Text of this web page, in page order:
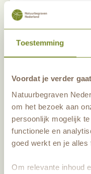
Toestemming
Voordat je verder gaat
Natuurbegraven
om het bezoek aan
persoonlijk mogelijk
functionele en
goed werkt en je
Om relevante inhoud
gecultiveerd
kunnen
vlakbij ons
pijpenstrootje.
overwoekeren
Klik op de
fotocompilatie.